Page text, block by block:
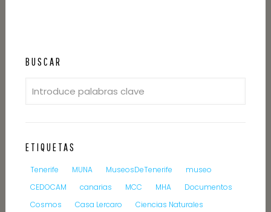
BUSCAR
ETIQUETAS
Tenerife MUNA MuseosDeTenerife
museo
CEDOCAM
canarias MCC MHA
Documentos
Cosmos
Casa Lercaro
Ciencias Naturales